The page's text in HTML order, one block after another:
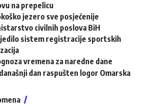
na prepelicu
jezero sve posjećenije
civilnih poslova BiH
sistem registracije sportskih
vremena za naredne dane
dan raspušten logor Omarska